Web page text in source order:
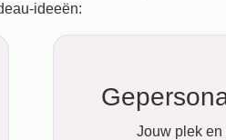
ideeën:
Jouw plek